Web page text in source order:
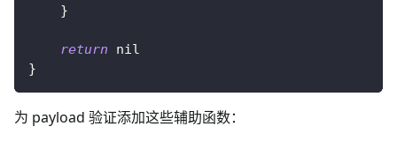
}
return
nil
}
为 payload 验证添加这些辅助函数：